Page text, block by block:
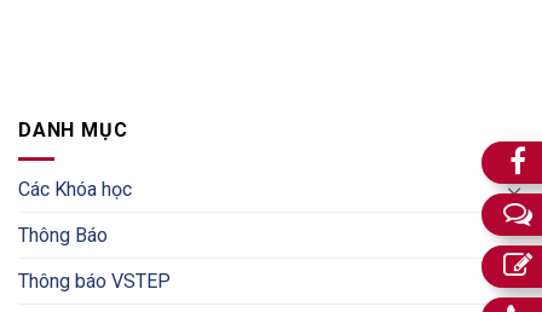
DANH MỤC
Các Khóa học
Thông Báo
Thông báo VSTEP